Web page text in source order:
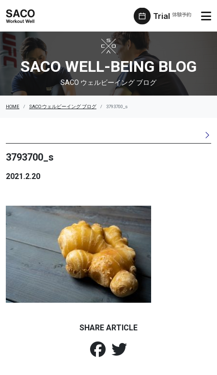
Trial 体験予約
SACO ウェルビーイング ブログ
SACO WELL-BEING BLOG
SACO ウェルビーイング ブログ
HOME SACO ウェルビーイング ブログ 3793700_s
3793700_s
2021.2.20
SHARE ARTICLE